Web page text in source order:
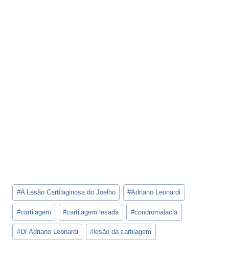
Tags
do
Post:
#A Lesão Cartilaginosa do Joelho #Adriano Leonardi
#cartilagem #cartilagem lesada #condromalacia
#Dr Adriano Leonardi #lesão da cartilagem